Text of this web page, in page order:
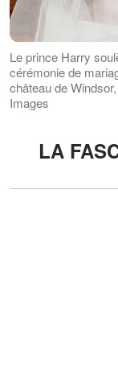
Le prince Harry
cérémonie de
château de
Images
LA